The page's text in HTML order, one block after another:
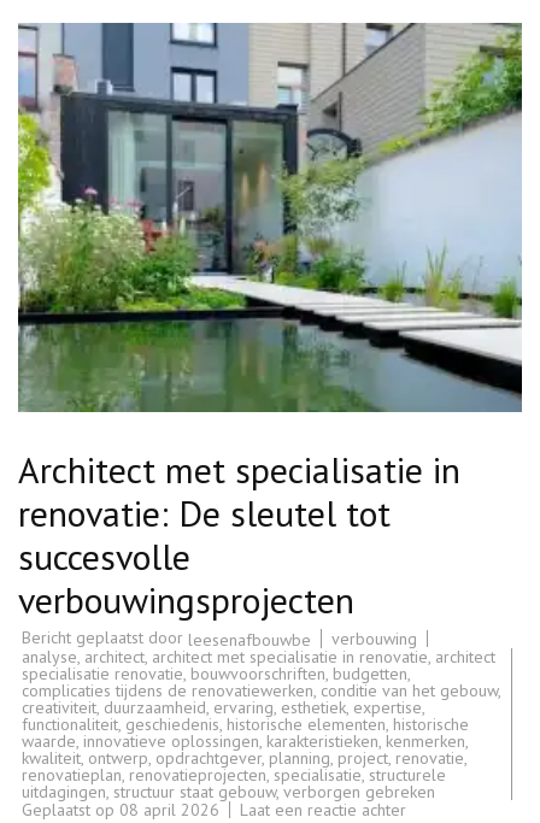
Architect met specialisatie in
renovatie: De sleutel tot
succesvolle
verbouwingsprojecten
Bericht geplaatst door leesenafbouwbe
verbouwing
analyse, architect, architect met specialisatie in renovatie, architect
specialisatie renovatie, bouwvoorschriften, budgetten,
complicaties tijdens de renovatiewerken, conditie van het gebouw,
creativiteit, duurzaamheid, ervaring, esthetiek, expertise,
functionaliteit, geschiedenis, historische elementen, historische
waarde, innovatieve oplossingen, karakteristieken, kenmerken,
kwaliteit, ontwerp, opdrachtgever, planning, project, renovatie,
renovatieplan, renovatieprojecten,specialisatie, structurele
uitdagingen, structuur staat gebouw,verborgen gebreken
Geplaatst op 08 april 2026 Laat een reactie achterop